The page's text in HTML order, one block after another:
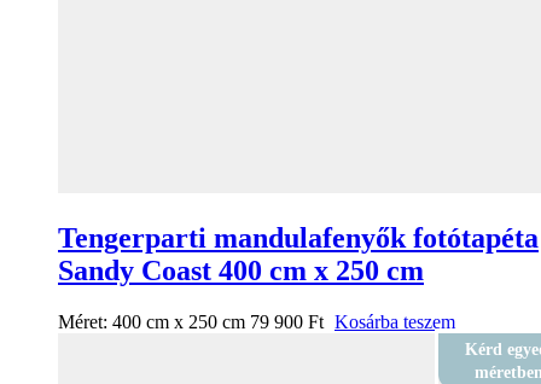
Tengerparti mandulafenyők fotótapéta
Sandy Coast 400 cm x 250 cm
Méret: 400 cm x 250 cm 79 900 Ft Kosárba teszem
Kérd